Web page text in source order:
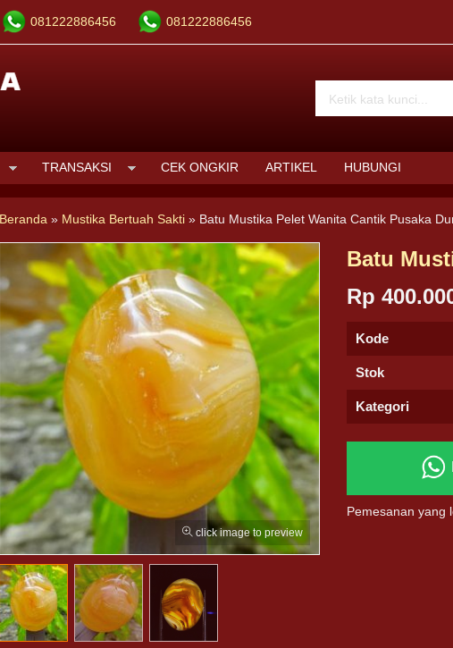
081222886456 081222886456
TRANSAKSI CEK ONGKIR ARTIKEL HUBUNGI
Beranda » Mustika Bertuah Sakti » Batu Mustika Pelet Wanita Cantik Pusaka
click image to preview
Batu
Rp
Kode
Stok
Kategori
Pemesanan yang